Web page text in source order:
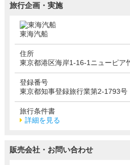
旅行企画・実施
東海汽船
住所
東京都港区海岸1-16-1ニューピア
登録番号
東京都知事登録旅行業第2-1793号
旅行条件書
詳細を見る
販売会社・お問い合わせ